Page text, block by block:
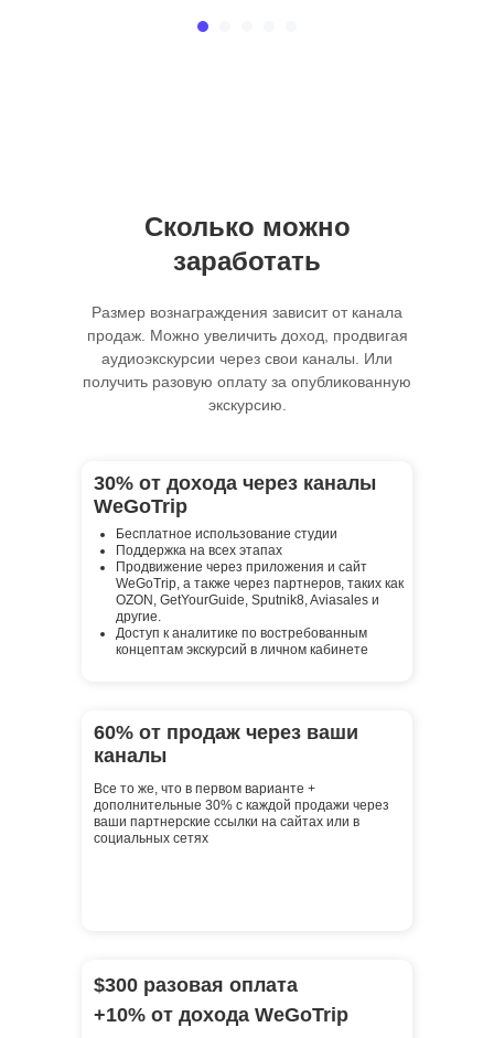
30% от дохода через каналы
WeGoTrip
Бесплатное использование студии
Поддержка на всех этапах
Продвижение через приложения и сайт
WeGoTrip, а также через партнеров, таких как
OZON, GetYourGuide, Sputnik8, Aviasales и
другие.
Доступ к аналитике по востребованным
концептам экскурсий в личном кабинете
$300 разовая оплата
+10% от дохода WeGoTrip
60% от продаж через ваши
каналы
Все то же, что в первом варианте +
дополнительные 30% с каждой продажи через
ваши партнерские ссылки на сайтах или в
социальных сетях
Размер вознаграждения зависит от канала
продаж. Можно увеличить доход, продвигая
аудиоэкскурсии через свои каналы. Или
получить разовую оплату за опубликованную
экскурсию.
Сколько можно
заработать